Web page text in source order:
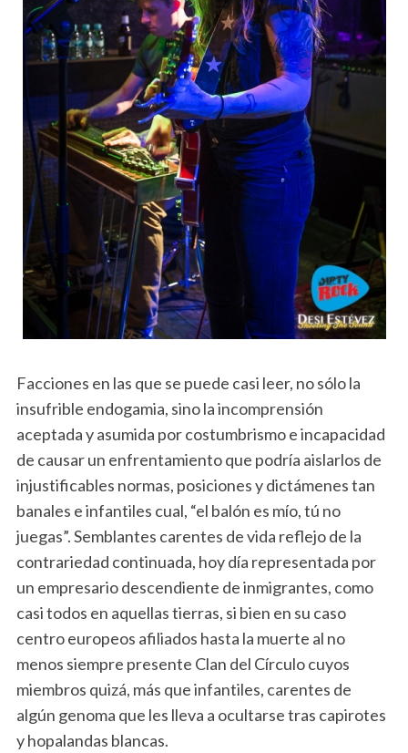
Facciones en las que se puede casi leer, no sólo la
insufrible endogamia, sino la incomprensión
aceptada y asumida por costumbrismo e incapacidad
de causar un enfrentamiento que podría aislarlos de
injustificables normas, posiciones y dictámenes tan
banales e infantiles cual, “el balón es mío, tú no
juegas”. Semblantes carentes de vida reflejo de la
contrariedad continuada, hoy día representada por
un empresario descendiente de inmigrantes, como
casi todos en aquellas tierras, si bien en su caso
centro europeos afiliados hasta la muerte al no
menos siempre presente Clan del Círculo cuyos
miembros quizá, más que infantiles, carentes de
algún genoma que les lleva a ocultarse tras capirotes
y hopalandas blancas.